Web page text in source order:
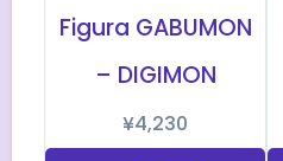
Figura GABUMON
– DIGIMON
¥4,230